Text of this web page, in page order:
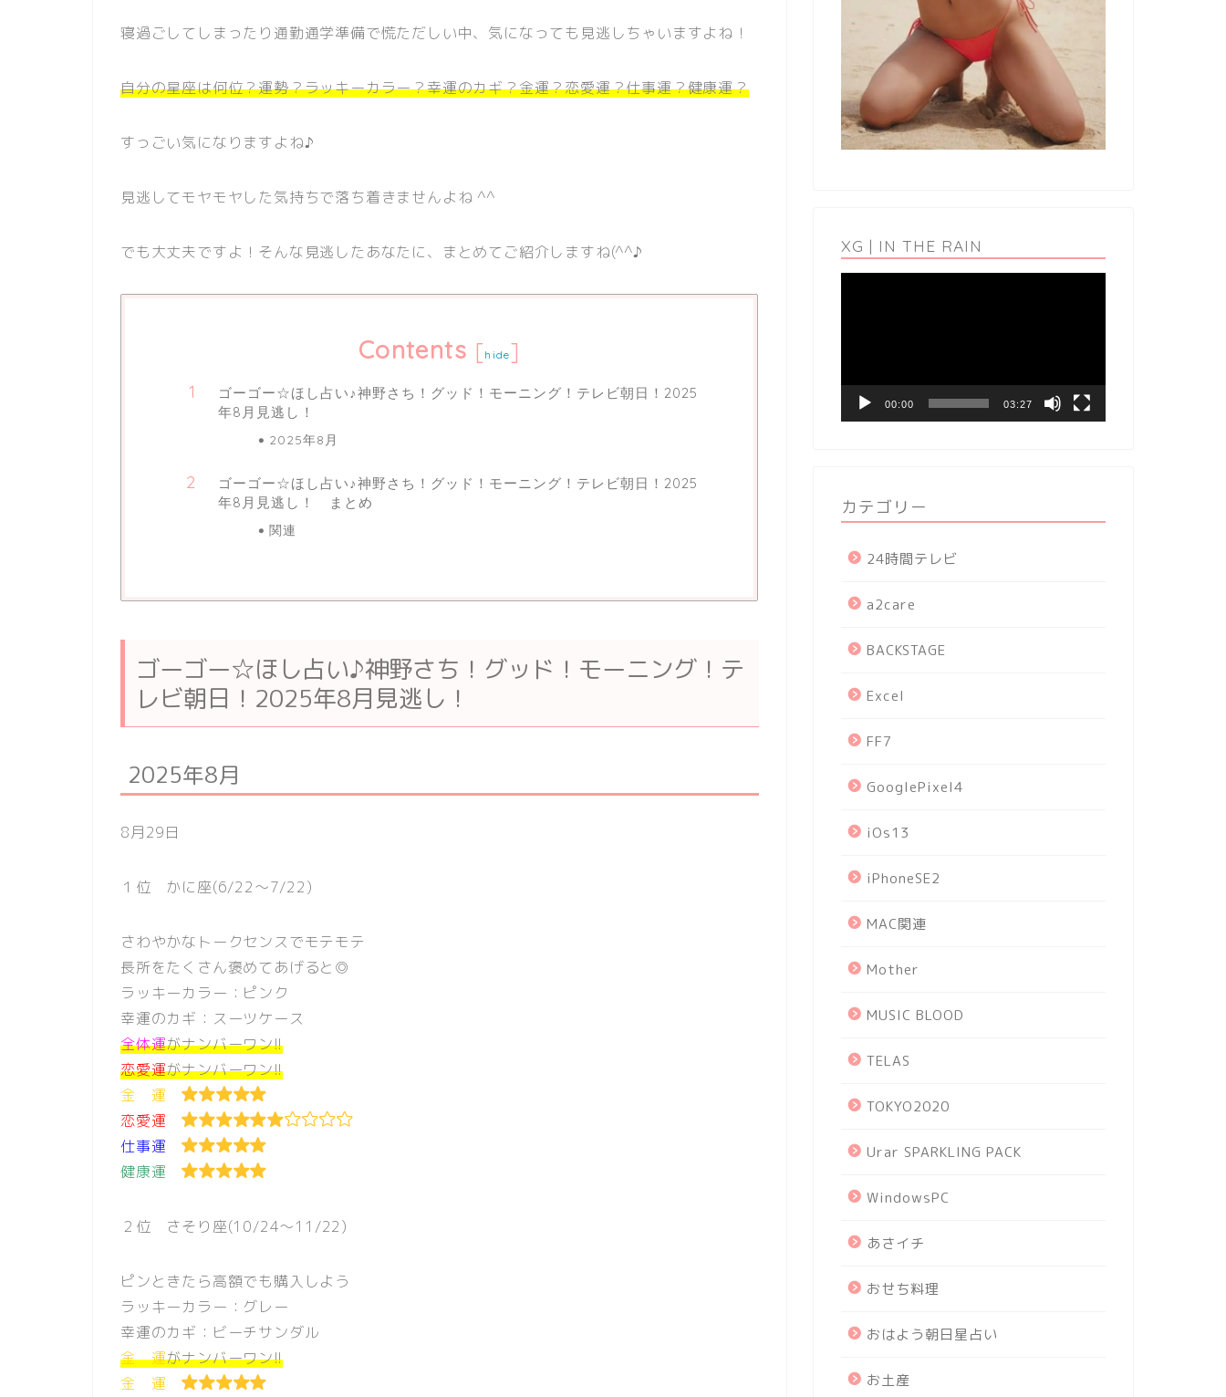
寝過ごしてしまったり通勤通学準備で慌ただしい中、気になっても見逃しちゃいますよね！
自分の星座は何位？運勢？ラッキーカラー？幸運のカギ？金運？恋愛運？仕事運？健康運？
すっごい気になりますよね♪
見逃してモヤモヤした気持ちで落ち着きませんよね ^^
でも大丈夫ですよ！そんな見逃したあなたに、まとめてご紹介しますね(^^♪
Contents [hide]
ゴーゴー☆ほし占い♪神野さち！グッド！モーニング！テレビ朝日！2025
年8月見逃し！
2025年8月
ゴーゴー☆ほし占い♪神野さち！グッド！モーニング！テレビ朝日！2025
年8月見逃し！ まとめ
関連
ゴーゴー☆ほし占い♪神野さち！グッド！モーニング！テ
レビ朝日！2025年8月見逃し！
2025年8月
8月29日
１位 かに座(6/22〜7/22)
さわやかなトークセンスでモテモテ
長所をたくさん褒めてあげると◎
ラッキーカラー：ピンク
幸運のカギ：スーツケース
全体運がナンバーワン!!
恋愛運がナンバーワン!!
金 運
恋愛運
仕事運
健康運
２位 さそり座(10/24〜11/22)
ピンときたら高額でも購入しよう
ラッキーカラー：グレー
幸運のカギ：ビーチサンダル
金 運がナンバーワン!!
金 運
XG | IN THE RAIN
ヤ
00:00 03:27
カテゴリー
24時間テレビ
a2care
BACKSTAGE
Excel
FF7
GooglePixel4
iOs13
iPhoneSE2
MAC関連
Mother
MUSIC BLOOD
TELAS
TOKYO2020
Urar SPARKLING PACK
WindowsPC
あさイチ
おせち料理
おはよう朝日星占い
お土産